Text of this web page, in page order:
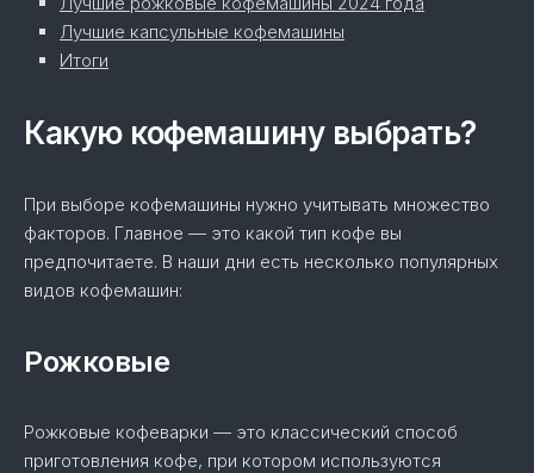
Лучшие капсульные кофемашины
Итоги
Какую кофемашину выбрать?
При выборе кофемашины нужно учитывать множество
факторов. Главное — это какой тип кофе вы
предпочитаете. В наши дни есть несколько популярных
видов кофемашин:
Рожковые
Рожковые кофеварки — это классический способ
приготовления кофе, при котором используются